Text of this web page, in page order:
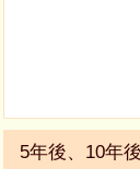
5年後、10年